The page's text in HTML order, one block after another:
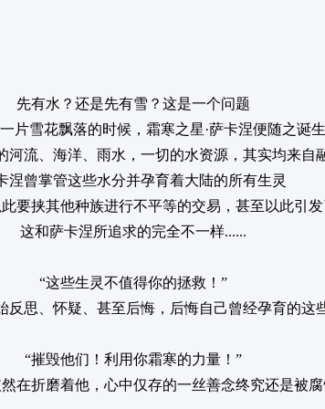
先有水？还是先有雪？这是一个问题
片雪花飘落的时候，霜寒之星·萨卡涅便随之诞生
河流、海洋、雨水，一切的水资源，其实均来自
涅曾掌管这些水分并孕育着大陆的所有生灵
要挟其他种族进行不平等的交易，甚至以此引
这和萨卡涅所追求的完全不一样......
“这些生灵不值得你的拯救！”
思、怀疑、甚至后悔，后悔自己曾经孕育的这
“摧毁他们！利用你霜寒的力量！”
在折磨着他，心中仅存的一丝善念终究还是被